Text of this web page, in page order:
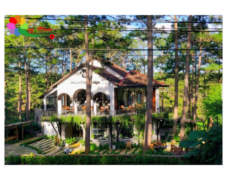
Tour Sóc Trăng Phú Yên